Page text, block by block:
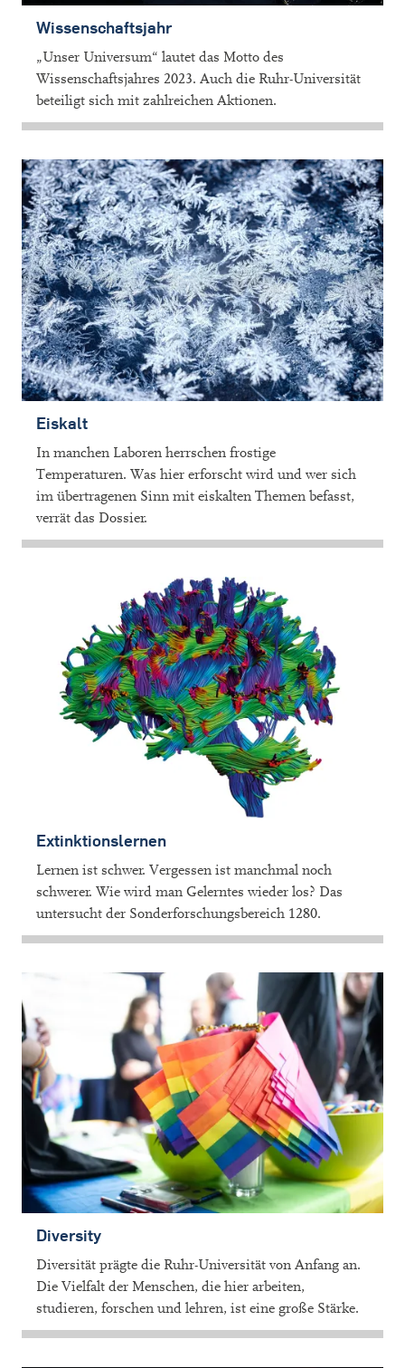
Wissenschaftsjahr
„Unser Universum“ lautet das Motto des
Wissenschaftsjahres 2023. Auch die Ruhr-Universität
beteiligt sich mit zahlreichen Aktionen.
Eiskalt
In manchen Laboren herrschen frostige
Temperaturen. Was hier erforscht wird und wer sich
im übertragenen Sinn mit eiskalten Themen befasst,
verrät das Dossier.
Extinktionslernen
Lernen ist schwer. Vergessen ist manchmal noch
schwerer. Wie wird man Gelerntes wieder los? Das
untersucht der Sonderforschungsbereich 1280.
Diversity
Diversität prägte die Ruhr-Universität von Anfang an.
Die Vielfalt der Menschen, die hier arbeiten,
studieren, forschen und lehren, ist eine große Stärke.